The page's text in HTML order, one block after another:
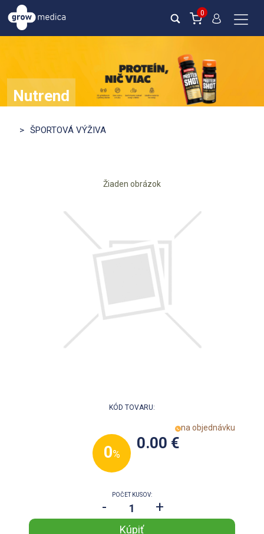
0
Nutrend
ZISTI VIAC
> ŠPORTOVÁ VÝŽIVA
Žiaden obrázok
KÓD TOVARU:
na objednávku
0%
0.00 €
POČET KUSOV:
- +